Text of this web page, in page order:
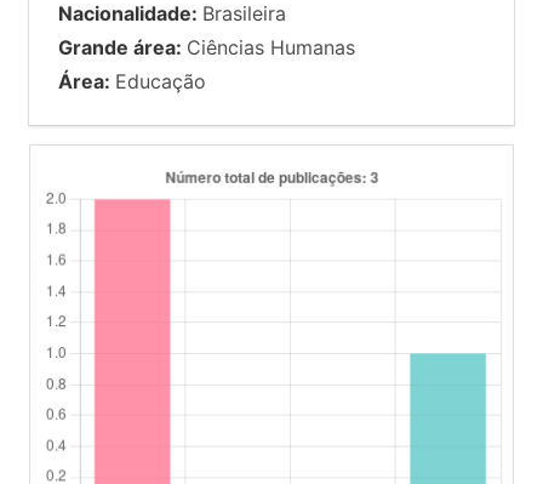
Nacionalidade: Brasileira
Grande área: Ciências Humanas
Área: Educação